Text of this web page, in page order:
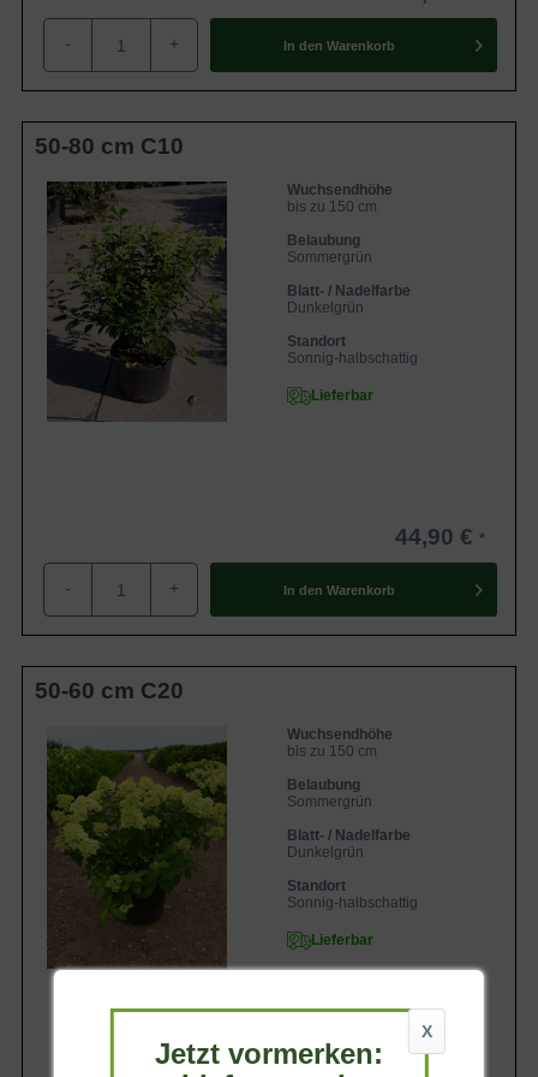
- + In den Warenkorb
50-80 cm C10
Wuchsendhöhe
bis zu 150 cm
Belaubung
Sommergrün
Blatt- / Nadelfarbe
Dunkelgrün
Standort
Sonnig-halbschattig
Lieferbar
44,90 €
- + In den Warenkorb
50-60 cm C20
Wuchsendhöhe
bis zu 150 cm
Belaubung
Sommergrün
Blatt- / Nadelfarbe
Dunkelgrün
Standort
Sonnig-halbschattig
Lieferbar
X
Jetzt vormerken: